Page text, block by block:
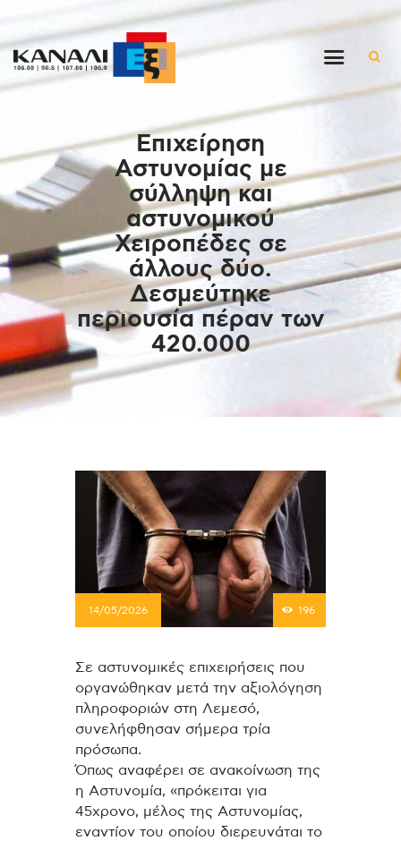
Επιχείρηση
Αστυνομίας με
σύλληψη και
αστυνομικού
Χειροπέδες σε
άλλους δύο.
Δεσμεύτηκε
περιουσία πέραν των
420.000
Εκπομπές
Στον ρυθμό της μέρας
Ένθετα
Διαγωνισμοί/Live Links
Ποιοι είμαστε
Επικοινωνία
14/05/2026 196
Σε αστυνομικές επιχειρήσεις που
οργανώθηκαν μετά την αξιολόγηση
πληροφοριών στη Λεμεσό,
συνελήφθησαν σήμερα τρία
πρόσωπα.
Όπως αναφέρει σε ανακοίνωση της
η Αστυνομία, «πρόκειται για
45χρονο, μέλος της Αστυνομίας,
εναντίον του οποίου διερευνάται το